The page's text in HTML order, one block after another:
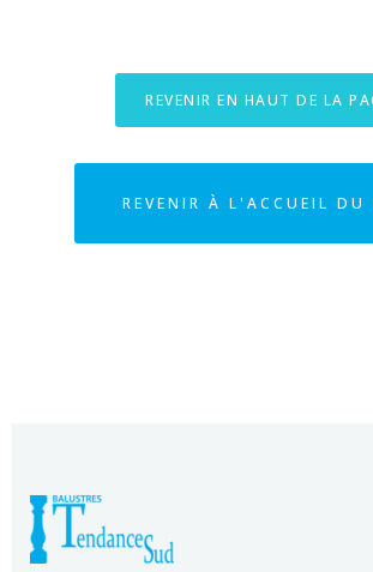
REVENIR EN HAUT DE LA
REVENIR À L'ACCUEIL DU